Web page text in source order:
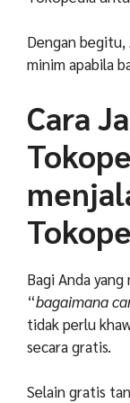
Dengan begitu,
minim apabila
Cara
Bagi Anda
“bagaimana
tidak perlu
secara gratis.
Selain gratis